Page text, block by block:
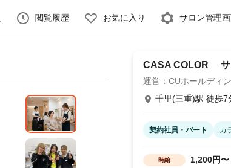
閲覧履歴 お気に入り サロン管理
CASA COLOR サ
運営：CUホールディ
千里(三重)駅 徒歩7
契約社員・パート カ
時給 1,200円〜